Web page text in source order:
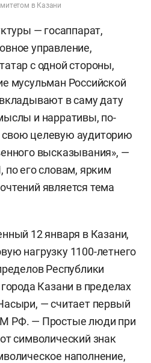
в Казани
— госаппарат,
управление,
с одной стороны,
мусульман Российской
в саму дату
и нарративы, по-
целевую аудиторию
высказывания», —
его словам, ярким
является тема
12 января в Казани,
нагрузку 1100-летнего
Республики
Казани в пределах
— считает первый
РФ. — Простые люди при
символический знак
наполнение,